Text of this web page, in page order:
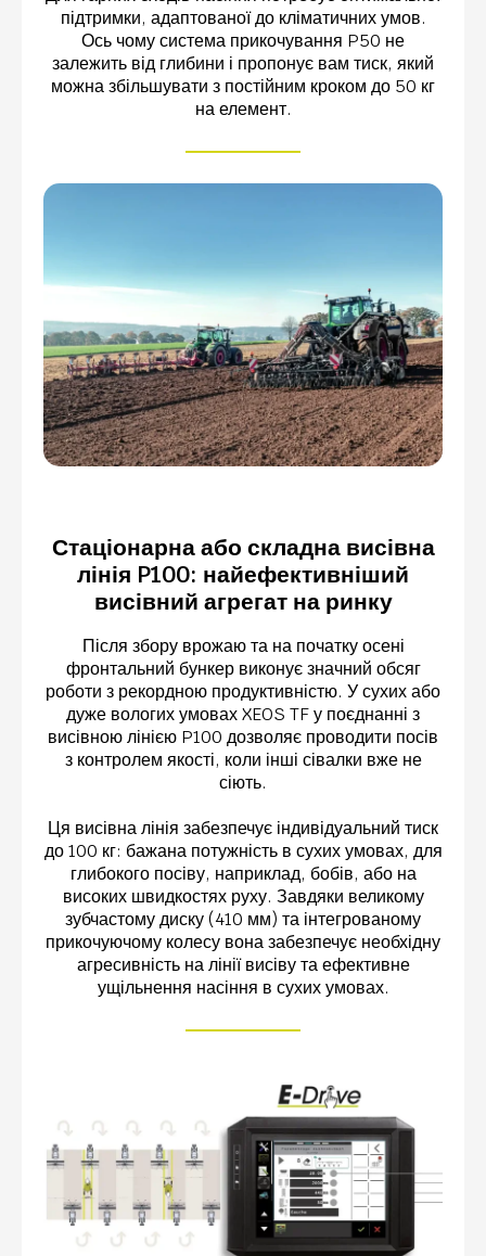
підтримки, адаптованої до кліматичних умов.
Ось чому система прикочування P50 не
залежить від глибини і пропонує вам тиск, який
можна збільшувати з постійним кроком до 50 кг
на елемент.
Стаціонарна або складна висівна
лінія P100: найефективніший
висівний агрегат на ринку
Після збору врожаю та на початку осені
фронтальний бункер виконує значний обсяг
роботи з рекордною продуктивністю. У сухих або
дуже вологих умовах XEOS TF у поєднанні з
висівною лінією P100 дозволяє проводити посів
з контролем якості, коли інші сівалки вже не
сіють.
Ця висівна лінія забезпечує індивідуальний тиск
до 100 кг: бажана потужність в сухих умовах, для
глибокого посіву, наприклад, бобів, або на
високих швидкостях руху. Завдяки великому
зубчастому диску (410 мм) та інтегрованому
прикочуючому колесу вона забезпечує необхідну
агресивність на лінії висіву та ефективне
ущільнення насіння в сухих умовах.